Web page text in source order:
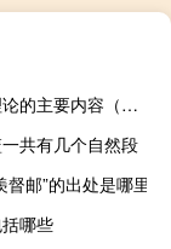
科学管理理论的主要内容（科学管理理论的主要内容是什么）
共有几个自然段
督邮”的出处是哪里
哪些